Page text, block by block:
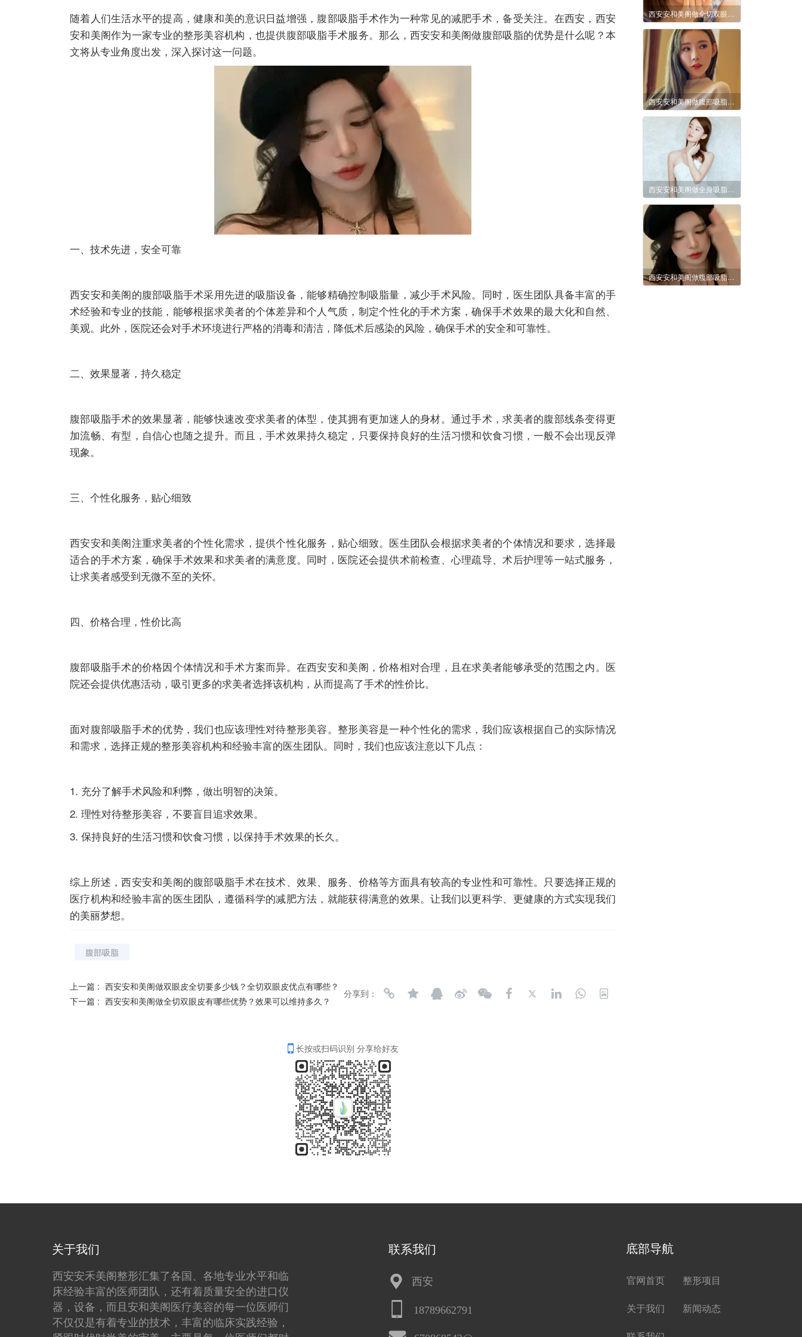
随着人们生活水平的提高，健康和美的意识日益增强，腹部吸脂手术作为一种常见的减肥手术，备受关注。在西安，西安
安和美阁作为一家专业的整形美容机构，也提供腹部吸脂手术服务。那么，西安安和美阁做腹部吸脂的优势是什么呢？本
文将从专业角度出发，深入探讨这一问题。
一、技术先进，安全可靠
西安安和美阁的腹部吸脂手术采用先进的吸脂设备，能够精确控制吸脂量，减少手术风险。同时，医生团队具备丰富的手
术经验和专业的技能，能够根据求美者的个体差异和个人气质，制定个性化的手术方案，确保手术效果的最大化和自然、
美观。此外，医院还会对手术环境进行严格的消毒和清洁，降低术后感染的风险，确保手术的安全和可靠性。
二、效果显著，持久稳定
腹部吸脂手术的效果显著，能够快速改变求美者的体型，使其拥有更加迷人的身材。通过手术，求美者的腹部线条变得更
加流畅、有型，自信心也随之提升。而且，手术效果持久稳定，只要保持良好的生活习惯和饮食习惯，一般不会出现反弹
现象。
三、个性化服务，贴心细致
西安安和美阁注重求美者的个性化需求，提供个性化服务，贴心细致。医生团队会根据求美者的个体情况和要求，选择最
适合的手术方案，确保手术效果和求美者的满意度。同时，医院还会提供术前检查、心理疏导、术后护理等一站式服务，
让求美者感受到无微不至的关怀。
四、价格合理，性价比高
腹部吸脂手术的价格因个体情况和手术方案而异。在西安安和美阁，价格相对合理，且在求美者能够承受的范围之内。医
院还会提供优惠活动，吸引更多的求美者选择该机构，从而提高了手术的性价比。
面对腹部吸脂手术的优势，我们也应该理性对待整形美容。整形美容是一种个性化的需求，我们应该根据自己的实际情况
和需求，选择正规的整形美容机构和经验丰富的医生团队。同时，我们也应该注意以下几点：
1. 充分了解手术风险和利弊，做出明智的决策。
2. 理性对待整形美容，不要盲目追求效果。
3. 保持良好的生活习惯和饮食习惯，以保持手术效果的长久。
综上所述，西安安和美阁的腹部吸脂手术在技术、效果、服务、价格等方面具有较高的专业性和可靠性。只要选择正规的
医疗机构和经验丰富的医生团队，遵循科学的减肥方法，就能获得满意的效果。让我们以更科学、更健康的方式实现我们
的美丽梦想。
腹部吸脂
上一篇 : 西安安和美阁做双眼皮全切要多少钱？全切双眼皮优点有哪些？
下一篇 : 西安安和美阁做全切双眼皮有哪些优势？效果可以维持多久？
分享到：
长按或扫码识别 分享给好友
西安安和美阁做腹部吸脂减肥效果怎么样
西安安和美阁做腹部吸脂优势是什么？
关于我们
西安安禾美阁整形汇集了各国、各地专业水平和临
床经验丰富的医师团队，还有着质量安全的进口仪
器，设备，而且安和美阁医疗美容的每一位医师们
不仅仅是有着专业的技术，丰富的临床实践经验，
联系我们
西安
18789662791
底部导航
官网首页 整形项目
关于我们 新闻动态